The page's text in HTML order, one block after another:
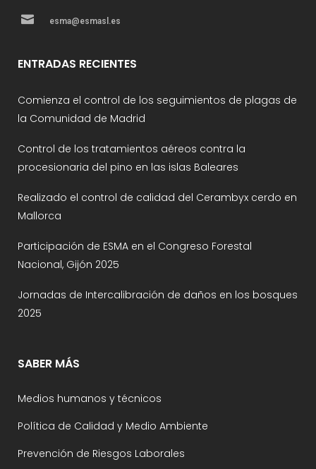
esma@esmasl.es
ENTRADAS RECIENTES
Comienza el control de los seguimientos de plagas de
la Comunidad de Madrid
Control de los tratamientos aéreos contra la
procesionaria del pino en las islas Baleares
Realizado el control de calidad del Cerambyx cerdo en
Mallorca
Participación de ESMA en el Congreso Forestal
Nacional, Gijón 2025
Jornadas de Intercalibración de daños en los bosques
2025
SABER MÁS
Medios humanos y técnicos
Política de Calidad y Medio Ambiente
Prevención de Riesgos Laborales